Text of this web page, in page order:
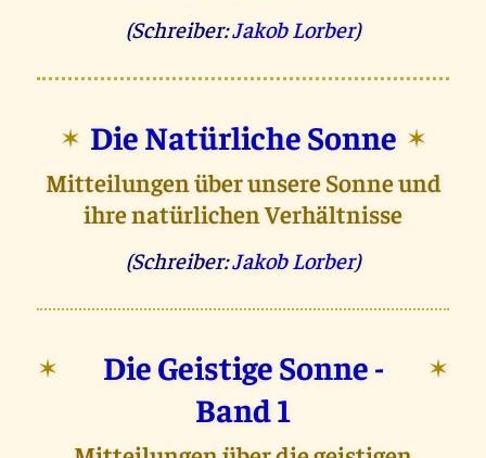
(Schreiber:Jakob Lorber)
✶ Die Natürliche Sonne ✶
Mitteilungen über unsere Sonne und
ihre natürlichen Verhältnisse
(Schreiber:Jakob Lorber)
✶
Die Geistige Sonne -
Band 1
✶